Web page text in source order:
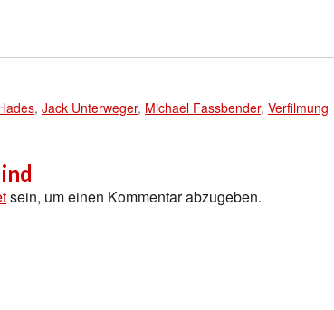
, Jack Unterweger, Michael Fassbender, Verfilmung
sein, um einen Kommentar abzugeben.